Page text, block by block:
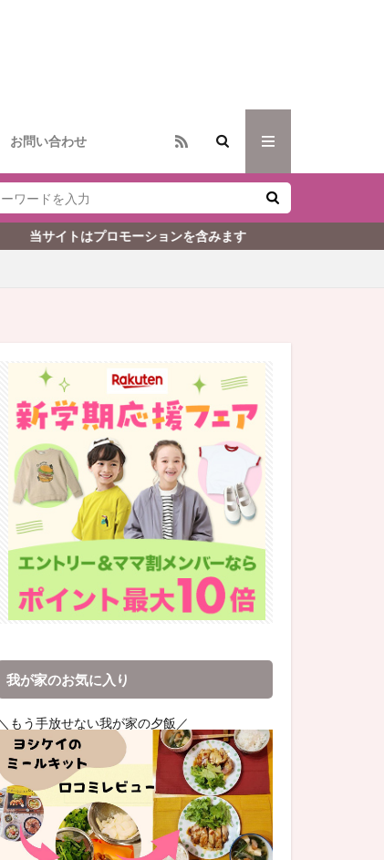
お問い合わせ
モーションを含みます
我が家のお気に入り
＼もう手放せない我が家の夕飯／